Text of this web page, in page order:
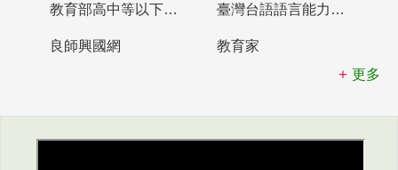
教育部高中等以下學校及幼兒園教師資格檢定考試 臺灣台語語言能力認證網站
良師興國網
教育家
更多